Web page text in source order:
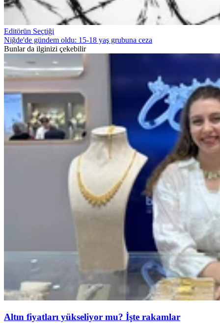
Editörün Seçtiği
Niğde'de gündem oldu: 15-18 yaş grubuna ceza
Bunlar da ilginizi çekebilir
Altın fiyatları yükseliyor mu? İşte rakamlar